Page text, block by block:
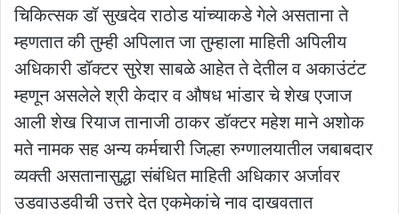
चिकित्सक डॉ सुखदेव राठोड यांच्याकडे गेले असताना ते
म्हणतात की तुम्ही अपिलात जा तुम्हाला माहिती अपिलीय
अधिकारी डॉक्टर सुरेश साबळे आहेत ते देतील व अकाउंटंट
म्हणून असलेले श्री केदार व औषध भांडार चे शेख एजाज
आली शेख रियाज तानाजी ठाकर डॉक्टर महेश माने अशोक
मते नामक सह अन्य कर्मचारी जिल्हा रुग्णालयातील जबाबदार
व्यक्ती असतानासुद्धा संबंधित माहिती अधिकार अर्जावर
उडवाउडवीची उत्तरे देत एकमेकांचे नाव दाखवतात